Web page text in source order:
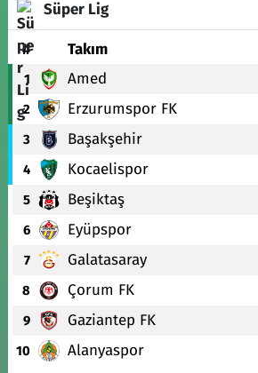
Süper Lig
# Takım
1 Amed
2 Erzurumspor FK
3 Başakşehir
4 Kocaelispor
5 Beşiktaş
6 Eyüpspor
7 Galatasaray
8 Çorum FK
9 Gaziantep FK
10 Alanyaspor